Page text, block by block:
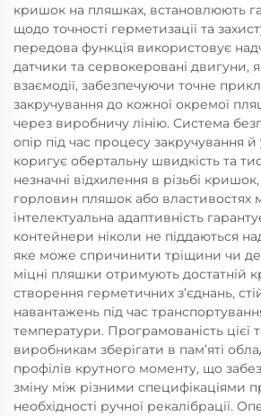
кришок на пляшках, встановлюють
щодо точності герметизації та
передова функція використовує
датчики та сервокеровані двигуни,
взаємодії, забезпечуючи точне
закручування до кожної окремої
через виробничу лінію. Система
опір під час процесу закручування й
коригує обертальну швидкість та
незначні відхилення в різьбі
горловин пляшок або властивостях
інтелектуальна адаптивність
контейнери ніколи не піддаються
яке може спричинити тріщини чи
міцні пляшки отримують достатній
створення герметичних з’єднань,
навантажень під час
температури. Програмованість цієї
виробникам зберігати в пам’яті
профілів крутного моменту, що
зміну між різними специфікаціями
необхідності ручної рекалібрації.